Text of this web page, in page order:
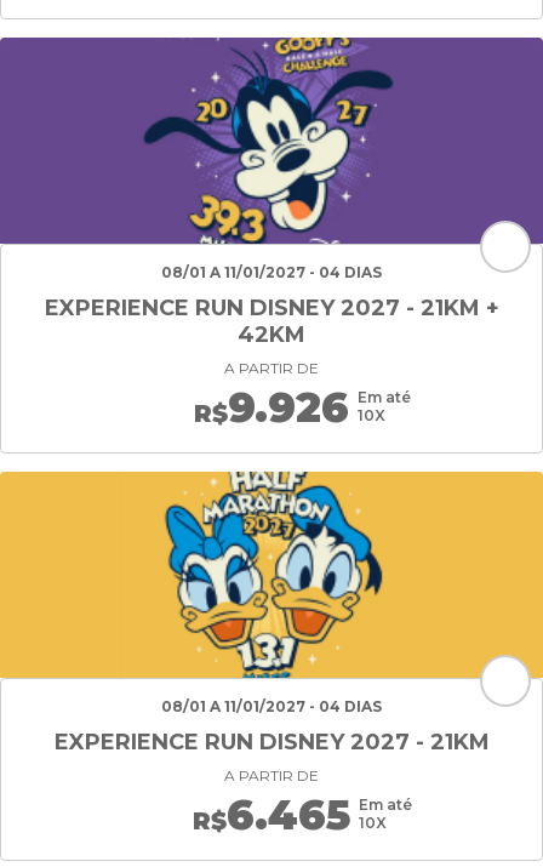
08/01 A 11/01/2027 - 04 DIAS
EXPERIENCE RUN DISNEY 2027 - 21KM +
42KM
A PARTIR DE
R$9.926 Em até
10X
08/01 A 11/01/2027 - 04 DIAS
EXPERIENCE RUN DISNEY 2027 - 21KM
A PARTIR DE
R$6.465 Em até
10X